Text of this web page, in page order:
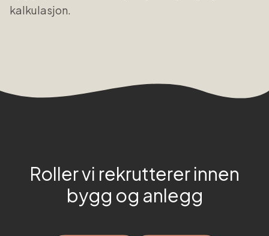
kalkulasjon.
Roller vi rekrutterer innen
bygg og anlegg